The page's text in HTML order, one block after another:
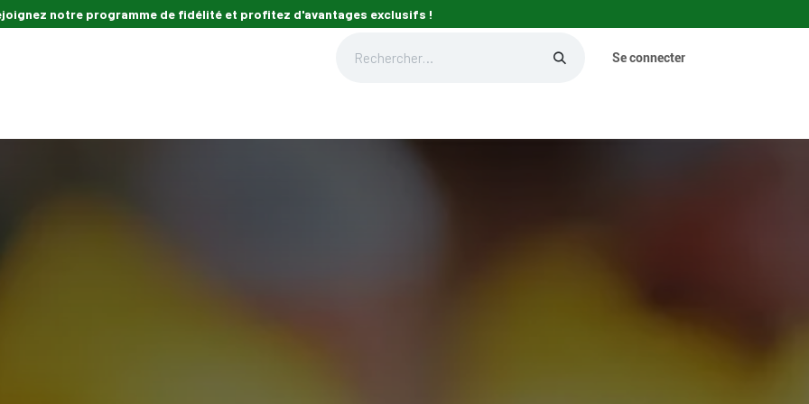
notre programme de fidélité et profitez d'avantages exclusifs !
Se connecter